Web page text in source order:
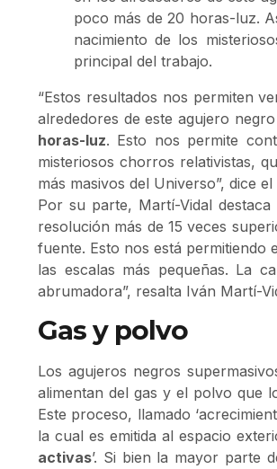
poco más de 20 horas-luz.
nacimiento de los
principal del trabajo.
“Estos resultados nos permiten
alrededores de este agujero
horas-luz. Esto nos permite
misteriosos chorros relativistas,
más masivos del Universo”, dice
Por su parte, Martí-Vidal
resolución más de 15 veces
fuente. Esto nos está
las escalas más pequeñas. La
abrumadora”, resalta Iván Martí-
Gas y polvo
Los agujeros negros
alimentan del gas y el polvo que
Este proceso, llamado
la cual es emitida al espacio
activas’. Si bien la mayor parte